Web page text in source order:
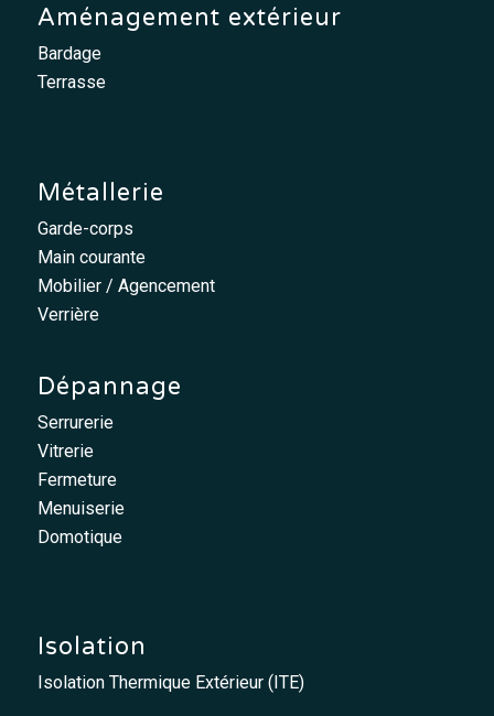
Aménagement extérieur
Bardage
Terrasse
Métallerie
Garde-corps
Main courante
Mobilier / Agencement
Verrière
Dépannage
Serrurerie
Vitrerie
Fermeture
Menuiserie
Domotique
Isolation
Isolation Thermique Extérieur (ITE)